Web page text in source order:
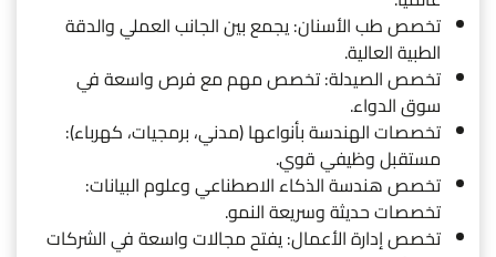
تخصص طب الأسنان: يجمع بين الجانب العملي والدقة
الطبية العالية.
تخصص الصيدلة: تخصص مهم مع فرص واسعة في
سوق الدواء.
تخصصات الهندسة بأنواعها (مدني، برمجيات، كهرباء):
مستقبل وظيفي قوي.
تخصص هندسة الذكاء الاصطناعي وعلوم البيانات:
تخصصات حديثة وسريعة النمو.
تخصص إدارة الأعمال: يفتح مجالات واسعة في الشركات